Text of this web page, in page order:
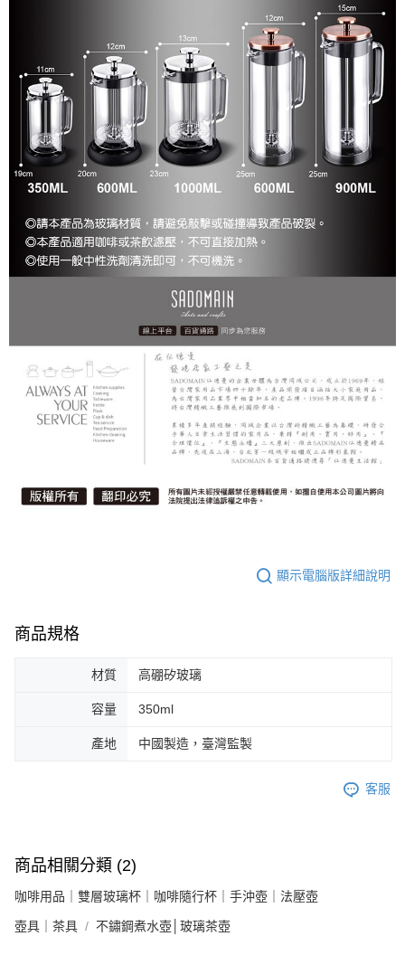
顯示電腦版詳細說明
商品規格
材質 高硼矽玻璃
容量 350ml
產地 中國製造，臺灣監製
客服
商品相關分類 (2)
咖啡用品｜雙層玻璃杯｜咖啡隨行杯｜手沖壺｜法壓壺
壺具｜茶具 不鏽鋼煮水壺│玻璃茶壺